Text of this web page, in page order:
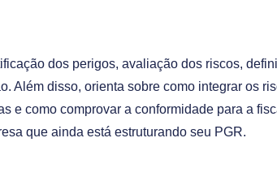
dos perigos, avaliação dos riscos,
Além disso, orienta sobre como integrar os
e como comprovar a conformidade para a
que ainda está estruturando seu PGR.